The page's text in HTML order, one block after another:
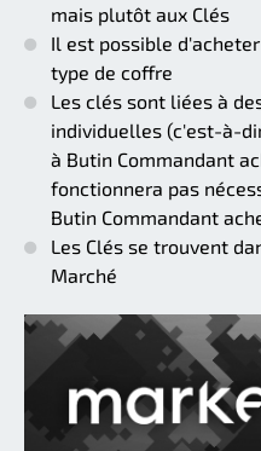
mais plutôt aux Clés
Il est possible
type de coffre
Les clés sont liées à
individuelles (c'est-à-
à Butin Commandant
fonctionnera pas
Butin Commandant
Les Clés se trouvent
Marché